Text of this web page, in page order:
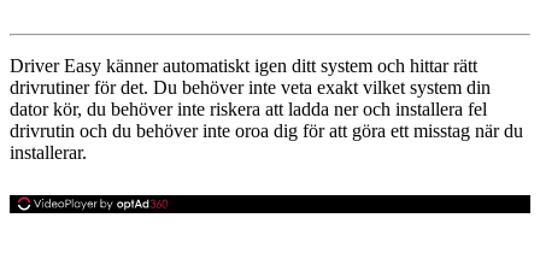
Driver Easy känner automatiskt igen ditt system och hittar rätt
drivrutiner för det. Du behöver inte veta exakt vilket system din
dator kör, du behöver inte riskera att ladda ner och installera fel
drivrutin och du behöver inte oroa dig för att göra ett misstag när du
installerar.